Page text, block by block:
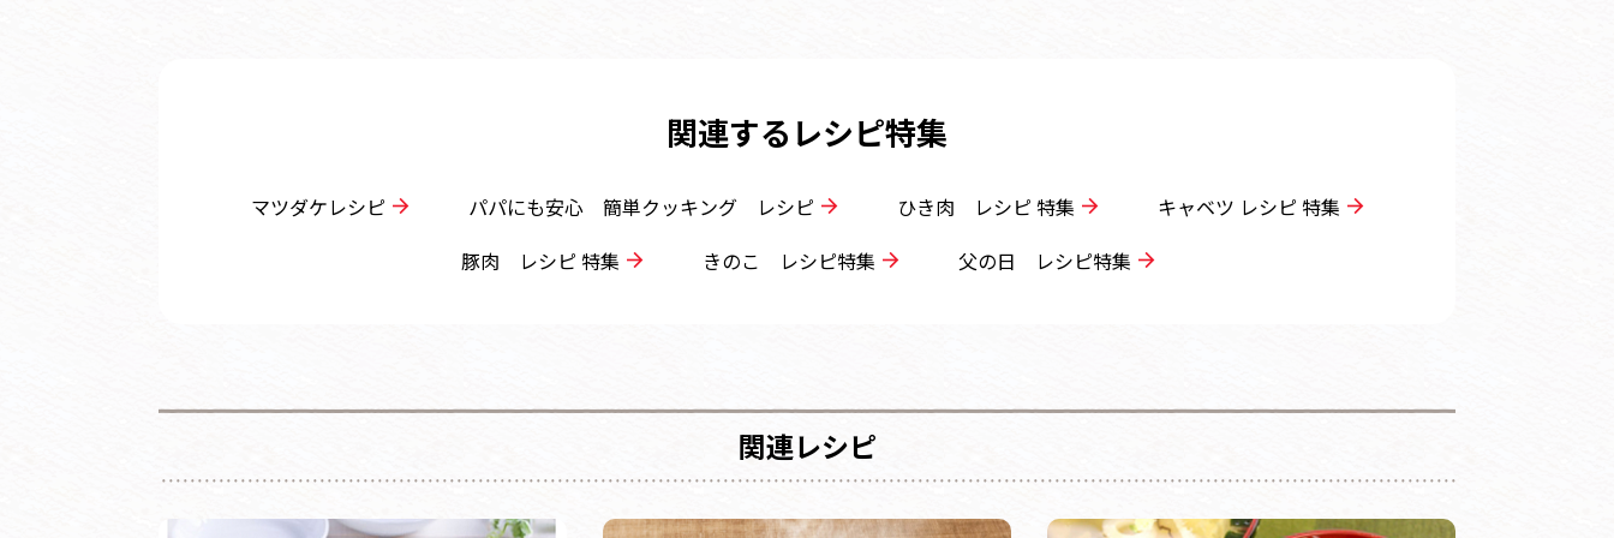
関連するレシピ特集
マツダケレシピ パパにも安心 簡単クッキング レシピ ひき肉 レシピ 特集
キャベツ レシピ 特集
豚肉 レシピ 特集
きのこ レシピ特集 父の日 レシピ特集
関連レシピ